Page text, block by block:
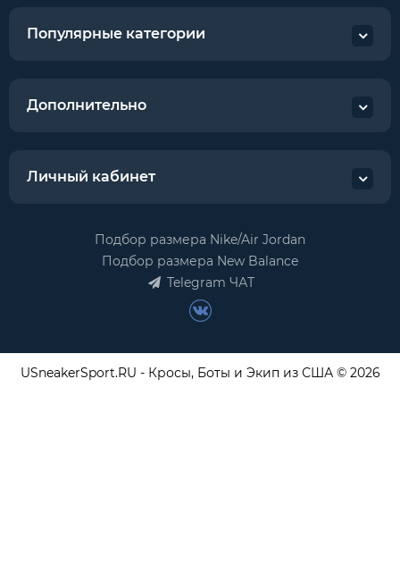
Популярные категории
Дополнительно
Личный кабинет
Подбор размера Nike/Air Jordan
Подбор размера New Balance
Telegram ЧАТ
USneakerSport.RU - Кросы, Боты и Экип из США © 2026